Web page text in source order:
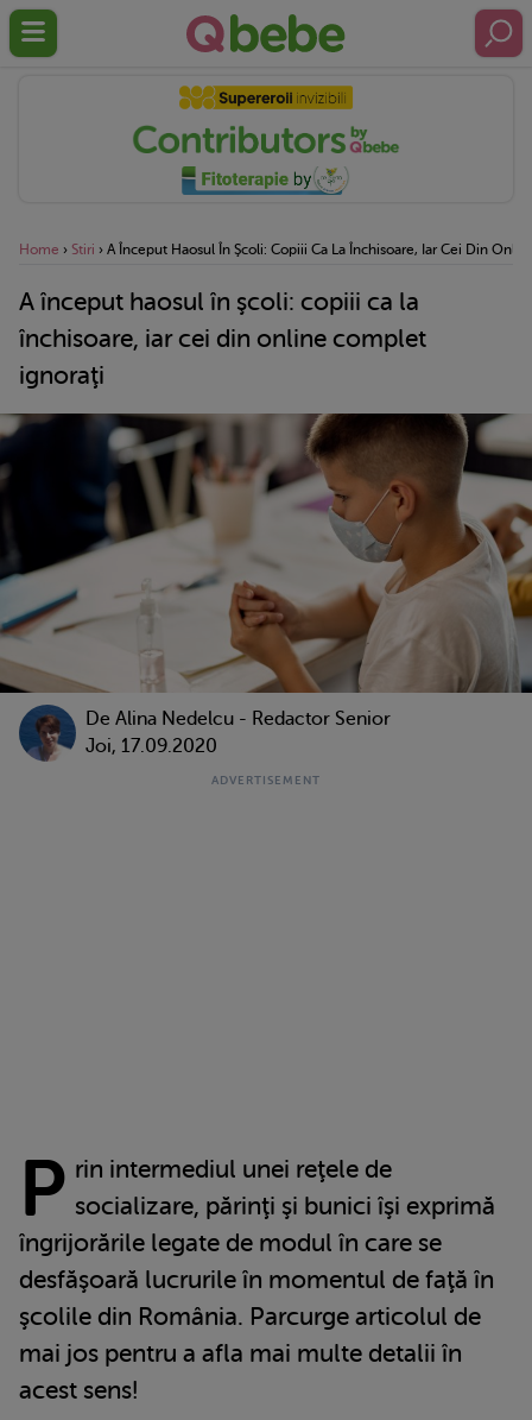
Home › Stiri › A Început Haosul În Şcoli: Copiii Ca La Închisoare, Iar Cei Din
A început haosul în şcoli: copiii ca la
închisoare, iar cei din online complet
ignoraţi
De Alina Nedelcu - Redactor Senior
Joi, 17.09.2020
P rin intermediul unei reţele de
socializare, părinţi şi bunici îşi exprimă
îngrijorările legate de modul în care se
desfăşoară lucrurile în momentul de faţă în
şcolile din România. Parcurge articolul de
mai jos pentru a afla mai multe detalii în
acest sens!